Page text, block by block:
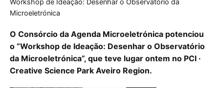
Workshop de Ideação: Desenhar o Observatório da
Microeletrónica
O Consórcio da Agenda Microeletrónica potenciou
o “Workshop de Ideação: Desenhar o Observatório
da Microeletrónica”, que teve lugar ontem no PCI ·
Creative Science Park Aveiro Region.